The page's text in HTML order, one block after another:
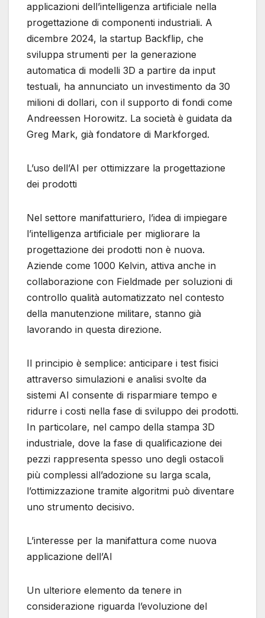
applicazioni dell’intelligenza artificiale nella
progettazione di componenti industriali. A
dicembre 2024, la startup Backflip, che
sviluppa strumenti per la generazione
automatica di modelli 3D a partire da input
testuali, ha annunciato un investimento da 30
milioni di dollari, con il supporto di fondi come
Andreessen Horowitz. La società è guidata da
Greg Mark, già fondatore di Markforged.
L’uso dell’AI per ottimizzare la progettazione
dei prodotti
Nel settore manifatturiero, l’idea di impiegare
l’intelligenza artificiale per migliorare la
progettazione dei prodotti non è nuova.
Aziende come 1000 Kelvin, attiva anche in
collaborazione con Fieldmade per soluzioni di
controllo qualità automatizzato nel contesto
della manutenzione militare, stanno già
lavorando in questa direzione.
Il principio è semplice: anticipare i test fisici
attraverso simulazioni e analisi svolte da
sistemi AI consente di risparmiare tempo e
ridurre i costi nella fase di sviluppo dei prodotti.
In particolare, nel campo della stampa 3D
industriale, dove la fase di qualificazione dei
pezzi rappresenta spesso uno degli ostacoli
più complessi all’adozione su larga scala,
l’ottimizzazione tramite algoritmi può diventare
uno strumento decisivo.
L’interesse per la manifattura come nuova
applicazione dell’AI
Un ulteriore elemento da tenere in
considerazione riguarda l’evoluzione del